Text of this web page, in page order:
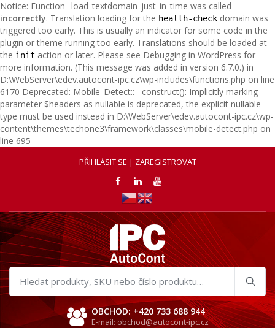
Notice: Function _load_textdomain_just_in_time was called
incorrectly. Translation loading for the health-check domain was
triggered too early. This is usually an indicator for some code in the
plugin or theme running too early. Translations should be loaded at
the init action or later. Please see Debugging in WordPress for
more information. (This message was added in version 6.7.0.) in
D:\WebServer\edev.autocont-ipc.cz\wp-includes\functions.php on line
6170 Deprecated: Mobile_Detect::__construct(): Implicitly marking
parameter $headers as nullable is deprecated, the explicit nullable
type must be used instead in D:\WebServer\edev.autocont-ipc.cz\wp-
content\themes\techone3\framework\classes\mobile-detect.php on
line 695
PŘIHLÁSIT SE | ZAREGISTROVAT
Hledat
produkty
OBCHOD: +420 733 688 944
E-mail: obchod@autocont-ipc.cz